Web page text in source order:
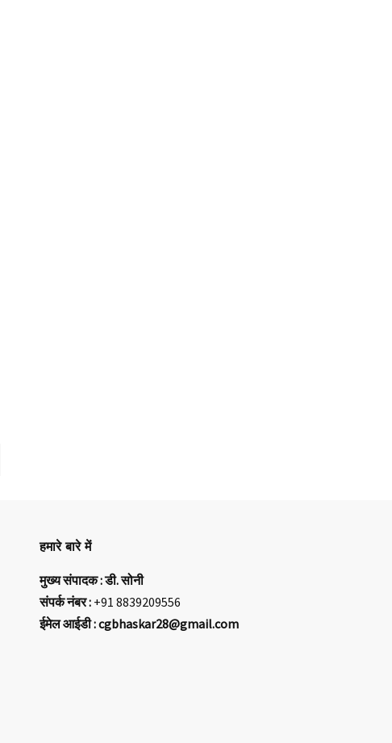
हमारे बारे में
मुख्य संपादक : डी. सोनी
संपर्क नंबर : +91 8839209556
ईमेल आईडी : cgbhaskar28@gmail.com